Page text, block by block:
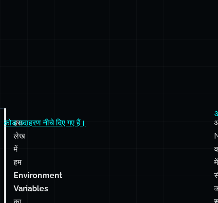
इस
लेख
में
हम
Environment
Variables
कोड उदाहरण नीचे दिए गए हैं।
में